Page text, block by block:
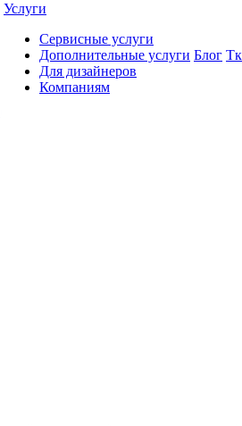
Услуги
Сервисные услуги
Дополнительные услуги
Для дизайнеров
Компаниям
Блог